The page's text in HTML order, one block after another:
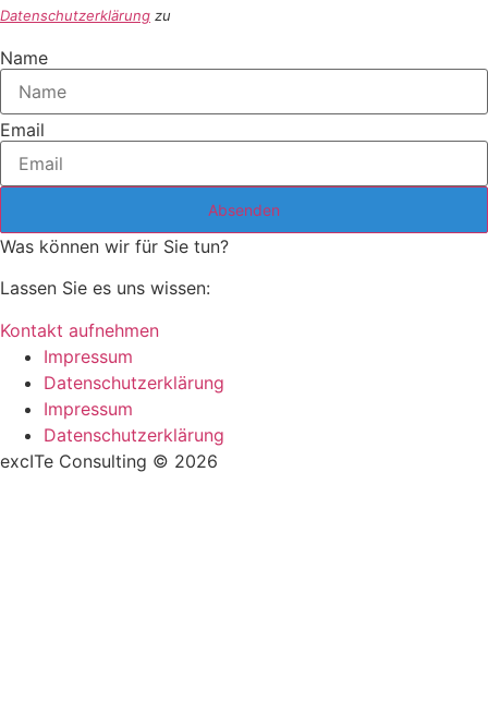
Datenschutzerklärung zu
Name
Email
Was können wir für Sie tun?
Lassen Sie es uns wissen:
Kontakt aufnehmen
Impressum
Datenschutzerklärung
Impressum
Datenschutzerklärung
excITe Consulting © 2026